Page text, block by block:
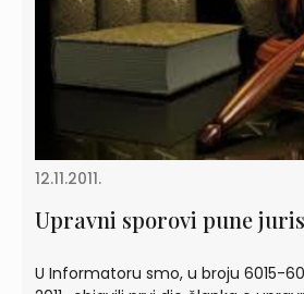
12.11.2011.
Upravni sporovi pune
U Informatoru smo, u broju 6015-